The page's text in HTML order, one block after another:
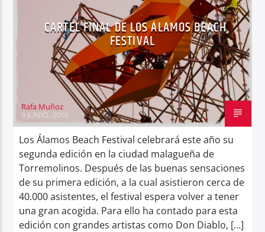
CARTEL FINAL DE LOS ÁLAMOS BEACH
FESTIVAL
Rafa Muñoz
9 JUNIO, 2016
Los Álamos Beach Festival celebrará este año su
segunda edición en la ciudad malagueña de
Torremolinos. Después de las buenas sensaciones
de su primera edición, a la cual asistieron cerca de
40.000 asistentes, el festival espera volver a tener
una gran acogida. Para ello ha contado para esta
edición con grandes artistas como Don Diablo, […]